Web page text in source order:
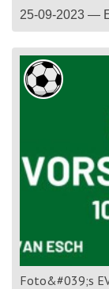
Foto&#039;s